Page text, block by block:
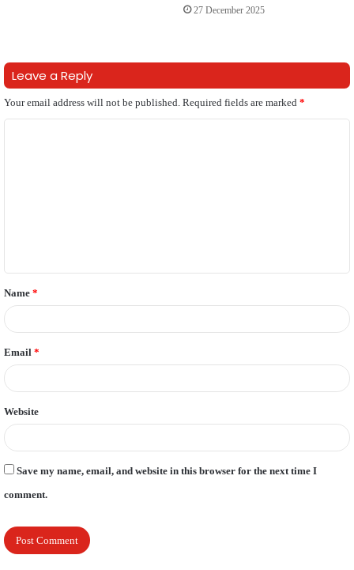
27 December 2025
Leave a Reply
Your email address will not be published. Required fields are marked *
t
*
Name *
Email *
Website
Save my name, email, and website in this browser for the next time I
comment.